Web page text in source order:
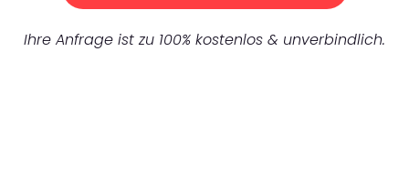
Ihre Anfrage ist zu 100% kostenlos & unverbindlich.